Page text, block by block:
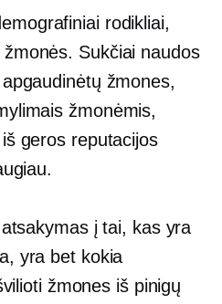
rodikliai,
Sukčiai naudos
žmones,
žmonėmis,
geros reputacijos
į tai, kas yra
yra bet kokia
žmones iš pinigų